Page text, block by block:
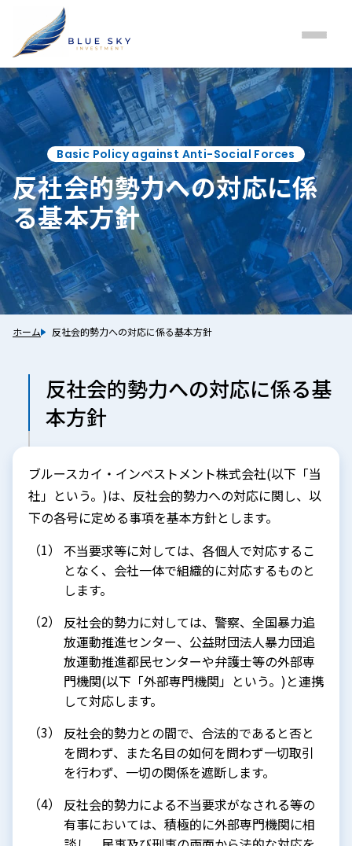
Basic Policy against Anti-Social Forces
反社会的勢力への対応に係
る基本方針
ホーム 反社会的勢力への対応に係る基本方針
反社会的勢力への対応に係る基
本方針
ブルースカイ・インベストメント株式会社(以下「当
社」という。)は、反社会的勢力への対応に関し、以
下の各号に定める事項を基本方針とします。
不当要求等に対しては、各個人で対応するこ
となく、会社一体で組織的に対応するものと
します。
反社会的勢力に対しては、警察、全国暴力追
放運動推進センター、公益財団法人暴力団追
放運動推進都民センターや弁護士等の外部専
門機関(以下「外部専門機関」という。)と連携
して対応します。
反社会的勢力との間で、合法的であると否と
を問わず、また名目の如何を問わず一切取引
を行わず、一切の関係を遮断します。
反社会的勢力による不当要求がなされる等の
有事においては、積極的に外部専門機関に相